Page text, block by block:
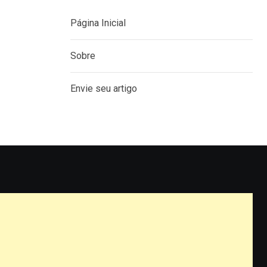
Página Inicial
Sobre
Envie seu artigo